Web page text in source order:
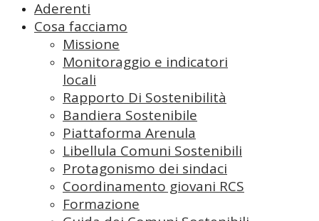
Aderenti
Cosa facciamo
Missione
Monitoraggio e indicatori
locali
Rapporto Di Sostenibilità
Bandiera Sostenibile
Piattaforma Arenula
Libellula Comuni Sostenibili
Protagonismo dei sindaci
Coordinamento giovani RCS
Formazione